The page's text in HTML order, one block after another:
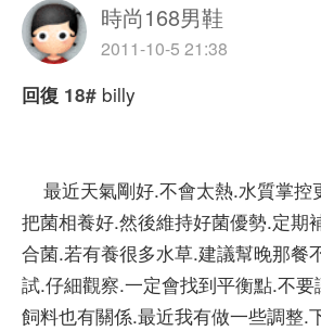
時尚168男鞋
2011-10-5 21:38
回復 18# billy
最近天氣剛好.不會太熱.水質掌控
把菌相養好.然後維持好菌優勢.定期
合菌.若有養很多水草.建議幫晚那餐
試.仔細觀察.一定會找到平衡點.不
飼料也有關係.最近我有做一些調整.